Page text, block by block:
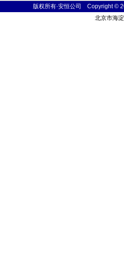
版权所有·安恒公司 Copyright ©
北京市海